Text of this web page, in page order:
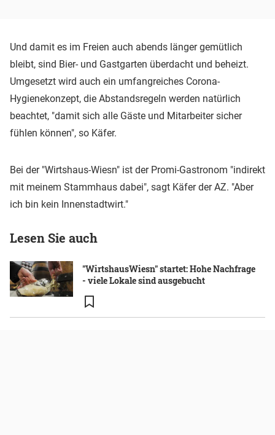
Und damit es im Freien auch abends länger gemütlich
bleibt, sind Bier- und Gastgarten überdacht und beheizt.
Umgesetzt wird auch ein umfangreiches Corona-
Hygienekonzept, die Abstandsregeln werden natürlich
beachtet, "damit sich alle Gäste und Mitarbeiter sicher
fühlen können", so Käfer.
Bei der "Wirtshaus-Wiesn" ist der Promi-Gastronom "indirekt
mit meinem Stammhaus dabei", sagt Käfer der AZ. "Aber
ich bin kein Innenstadtwirt."
Lesen Sie auch
"WirtshausWiesn" startet: Hohe Nachfrage
- viele Lokale sind ausgebucht